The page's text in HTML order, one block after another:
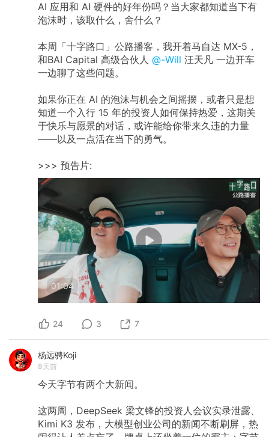
AI 应用和 AI 硬件的好年份吗？当大家都知道当下有
泡沫时，该取什么，舍什么？
本周「十字路口」公路播客，我开着马自达 MX-5，
和BAI Capital 高级合伙人 @-Will 汪天凡 一边开车
一边聊了这些问题。
如果你正在 AI 的泡沫与机会之间摇摆，或者只是想
知道一个入行 15 年的投资人如何保持热爱，这期关
于快乐与愿景的对话，或许能给你带来久违的力量
——以及一点活在当下的勇气。
>>> 预告片:
01:04
24 3 7
杨远骋Koji
8天前
今天字节有两个大新闻。
这两周，DeepSeek 梁文锋的投资人会议实录泄露、
Kimi K3 发布，大模型创业公司的新闻不断刷屏，热